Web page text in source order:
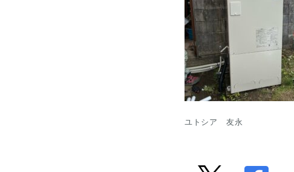
ユトシア　友永